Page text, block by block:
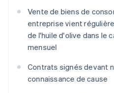
Vente de biens de
entreprise vient
de l'huile d'olive dans le
mensuel
Contrats signés devant
connaissance de cause